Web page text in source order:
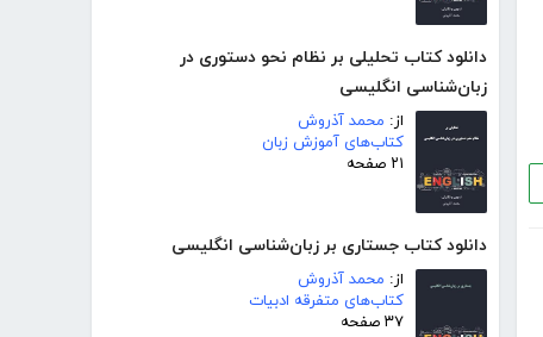
دانلود کتاب تحلیلی بر نظام نحو دستوری در
زبان‌شناسی انگلیسی
از: محمد آذروش
کتاب‌های آموزش زبان
۲۱ صفحه
دانلود کتاب جستاری بر زبان‌شناسی انگلیسی
از: محمد آذروش
کتاب‌های متفرقه ادبیات
۳۷ صفحه